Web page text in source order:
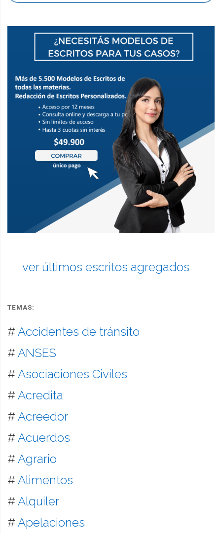
ver últimos escritos agregados
TEMAS:
#Accidentes de tránsito
#ANSES
#Asociaciones Civiles
#Acredita
#Acreedor
#Acuerdos
#Agrario
#Alimentos
#Alquiler
#Apelaciones